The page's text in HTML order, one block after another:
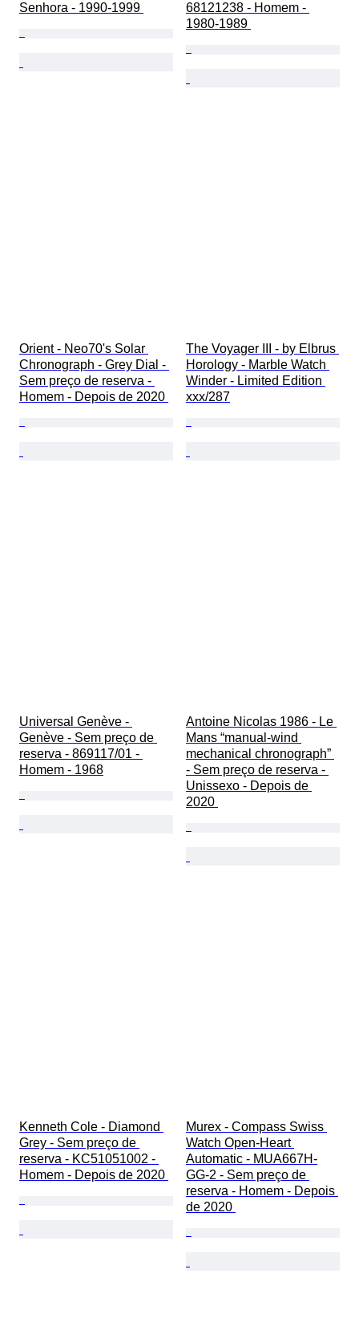
Senhora - 1990-1999
68121238 - Homem -
1980-1989
Orient - Neo70's Solar
Chronograph - Grey Dial -
Sem preço de reserva -
Homem - Depois de 2020
The Voyager III - by Elbrus
Horology - Marble Watch
Winder - Limited Edition
xxx/287
Universal Genève -
Genève - Sem preço de
reserva - 869117/01 -
Homem - 1968
Antoine Nicolas 1986 - Le
Mans “manual-wind
mechanical chronograph”
- Sem preço de reserva -
Unissexo - Depois de
2020
Kenneth Cole - Diamond
Grey - Sem preço de
reserva - KC51051002 -
Homem - Depois de 2020
Murex - Compass Swiss
Watch Open-Heart
Automatic - MUA667H-
GG-2 - Sem preço de
reserva - Homem - Depois
de 2020